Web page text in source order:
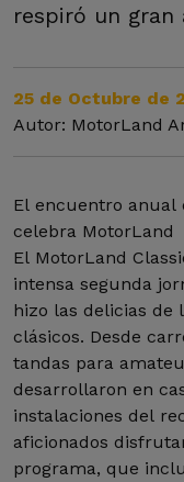
respiró un
25 de Octubre de
Autor: MotorLand
El encuentro anual
celebra MotorLand
El MotorLand
intensa segunda
hizo las delicias de
clásicos. Desde
tandas para
desarrollaron en
instalaciones del
aficionados
programa, que